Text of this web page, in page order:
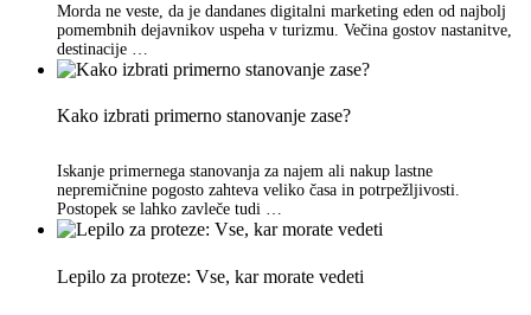
Morda ne veste, da je dandanes digitalni marketing eden od najbolj
pomembnih dejavnikov uspeha v turizmu. Večina gostov nastanitve,
destinacije …
Kako izbrati primerno stanovanje zase?
Iskanje primernega stanovanja za najem ali nakup lastne
nepremičnine pogosto zahteva veliko časa in potrpežljivosti.
Postopek se lahko zavleče tudi …
Lepilo za proteze: Vse, kar morate vedeti